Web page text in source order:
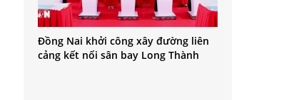
Đồng Nai khởi công xây đường liên
cảng kết nối sân bay Long Thành